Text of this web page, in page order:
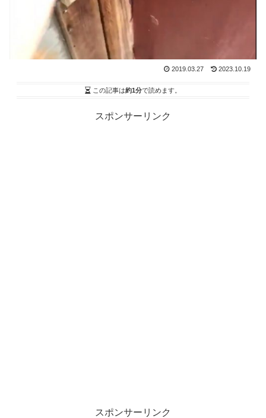
2019.03.27 2023.10.19
この記事は約1分で読めます。
スポンサーリンク
スポンサーリンク